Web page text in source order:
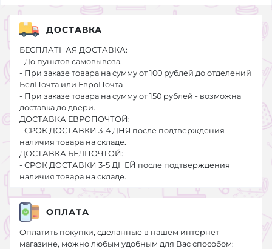
ДОСТАВКА
БЕСПЛАТНАЯ ДОСТАВКА:
- До пунктов самовывоза.
- При заказе товара на сумму от 100 рублей до отделений
БелПочта или ЕвроПочта
- При заказе товара на сумму от 150 рублей - возможна
доставка до двери.
ДОСТАВКА ЕВРОПОЧТОЙ:
- СРОК ДОСТАВКИ 3-4 ДНЯ после подтверждения
наличия товара на складе.
ДОСТАВКА БЕЛПОЧТОЙ:
- СРОК ДОСТАВКИ 3-5 ДНЕЙ после подтверждения
наличия товара на складе.
ОПЛАТА
Оплатить покупки, сделанные в нашем интернет-
магазине, можно любым удобным для Вас способом: